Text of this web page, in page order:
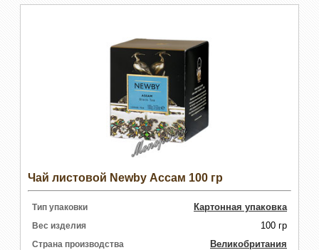
Чай листовой Newby Ассам 100 гр
Тип упаковки Картонная упаковка
Вес изделия 100 гр
Страна производства Великобритания